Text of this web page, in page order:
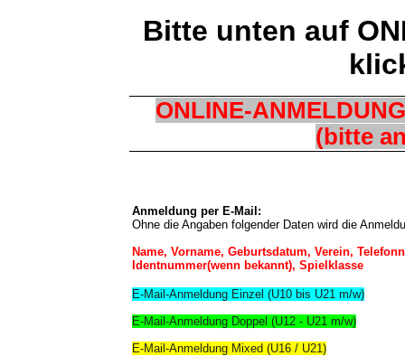
Bitte unten auf
ONLINE-ANMELDUNG
(bitte
Anmeldung per E-Mail:
Ohne die Angaben folgender Daten wird die
Name, Vorname, Geburtsdatum, Verein,
Identnummer(wenn bekannt), Spielklasse
E-Mail-Anmeldung Einzel (U10 bis U21 m/w)
E-Mail-Anmeldung Doppel (U12 - U21 m/w)
E-Mail-Anmeldung Mixed (U16 / U21)